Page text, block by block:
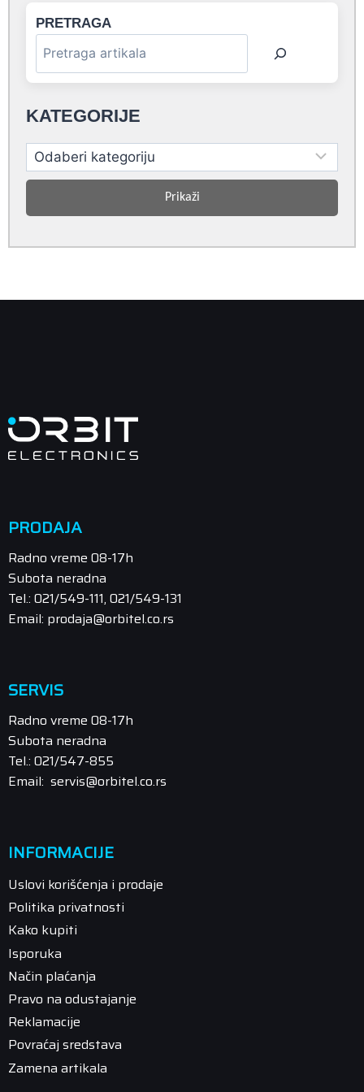
PRETRAGA
KATEGORIJE
Prikaži
PRODAJA
Radno vreme 08-17h
Subota neradna
Tel.: 021/549-111, 021/549-131
Email: prodaja@orbitel.co.rs
SERVIS
Radno vreme 08-17h
Subota neradna
Tel.: 021/547-855
Email: servis@orbitel.co.rs
INFORMACIJE
Uslovi korišćenja i prodaje
Politika privatnosti
Kako kupiti
Isporuka
Način plaćanja
Pravo na odustajanje
Reklamacije
Povraćaj sredstava
Zamena artikala